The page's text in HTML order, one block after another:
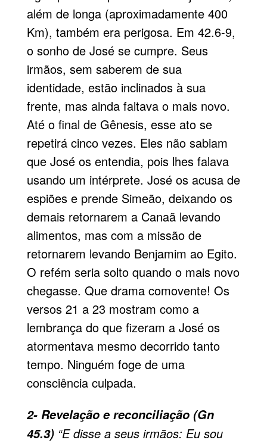
além de longa (aproximadamente 400
Km), também era perigosa. Em 42.6-9,
o sonho de José se cumpre. Seus
irmãos, sem saberem de sua
identidade, estão inclinados à sua
frente, mas ainda faltava o mais novo.
Até o final de Gênesis, esse ato se
repetirá cinco vezes. Eles não sabiam
que José os entendia, pois lhes falava
usando um intérprete. José os acusa de
espiões e prende Simeão, deixando os
demais retornarem a Canaã levando
alimentos, mas com a missão de
retornarem levando Benjamim ao Egito.
O refém seria solto quando o mais novo
chegasse. Que drama comovente! Os
versos 21 a 23 mostram como a
lembrança do que fizeram a José os
atormenta­va mesmo decorrido tanto
tempo. Ninguém foge de uma
consciência culpada.
2- Revelação e reconciliação (Gn
45.3)“E disse a seus irmãos: Eu sou